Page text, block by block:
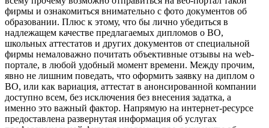
фирмы и ознакомиться внимательно с фото документов об
образовании. Плюс к этому, что бы лично убедиться в
надлежащем качестве предлагаемых дипломов о ВО,
школьных аттестатов и других документов от специальной
фирмы немаловажно почитать объективные отзывы на web-
портале, в любой удобный момент времени. Между прочим,
явно не лишним поведать, что оформить заявку на диплом о
ВО, или как вариация, аттестат в анонсированной компании
доступно всем, без исключения без внесения задатка, а
именно это важный фактор. Напрямую на интернет-ресурсе
предоставлена развернутая информация об услугах